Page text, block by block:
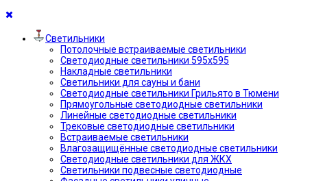
Светильники
Потолочные встраиваемые светильники
Светодиодные светильники 595х595
Накладные светильники
Светильники для сауны и бани
Светодиодные светильники Грильято в Тюмени
Прямоугольные светодиодные светильники
Линейные светодиодные светильники
Трековые светодиодные светильники
Встраиваемые светильники
Влагозащищённые светодиодные светильники
Светодиодные светильники для ЖКХ
Светильники подвесные светодиодные